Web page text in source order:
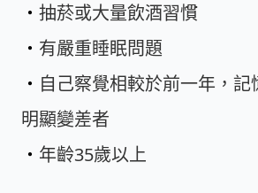
・ 抽菸或大量飲酒習慣
・ 有嚴重睡眠問題
・ 自己察覺相較於前一年，
明顯變差者
・ 年齡35歲以上